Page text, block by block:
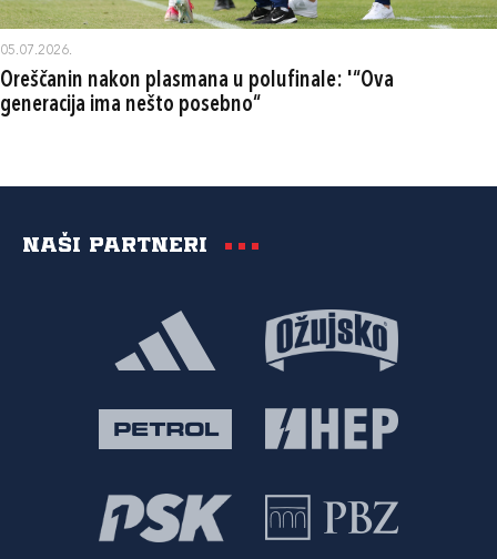
05.07.2026.
Oreščanin nakon plasmana u polufinale: '“Ova
generacija ima nešto posebno“
Naši partneri